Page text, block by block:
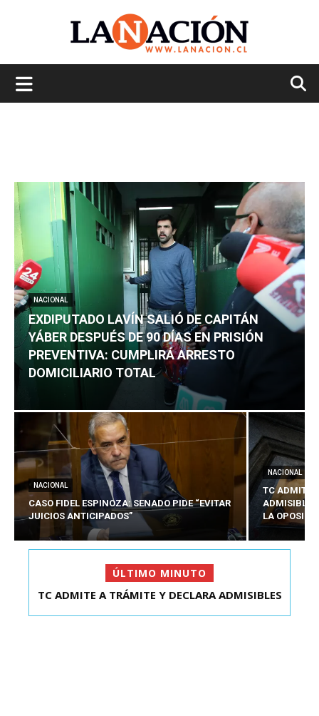
NACIONAL
EXDIPUTADO LAVÍN SALIÓ DE CAPITÁN
YÁBER DESPUÉS DE 90 DÍAS EN PRISIÓN
PREVENTIVA: CUMPLIRÁ ARRESTO
DOMICILIARIO TOTAL
NACIONAL
CASO FIDEL ESPINOZA: SENADO PIDE “EVITAR
JUICIOS ANTICIPADOS”
NACIONAL
TC ADMITE
ADMISIBLES
LA
ÚLTIMO MINUTO
TC ADMITE A TRÁMITE Y DECLARA ADMISIBLES